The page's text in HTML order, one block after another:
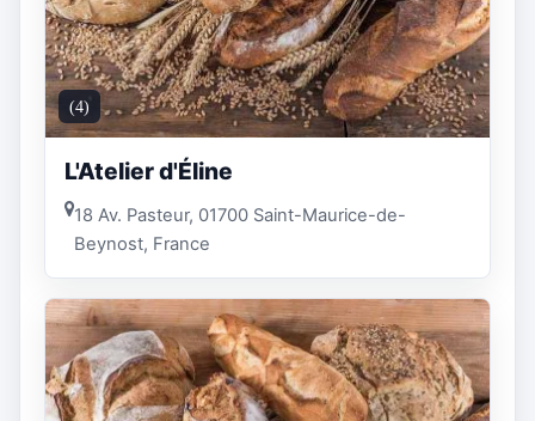
(4)
L'Atelier d'Éline
18 Av. Pasteur, 01700 Saint-Maurice-de-
Beynost, France